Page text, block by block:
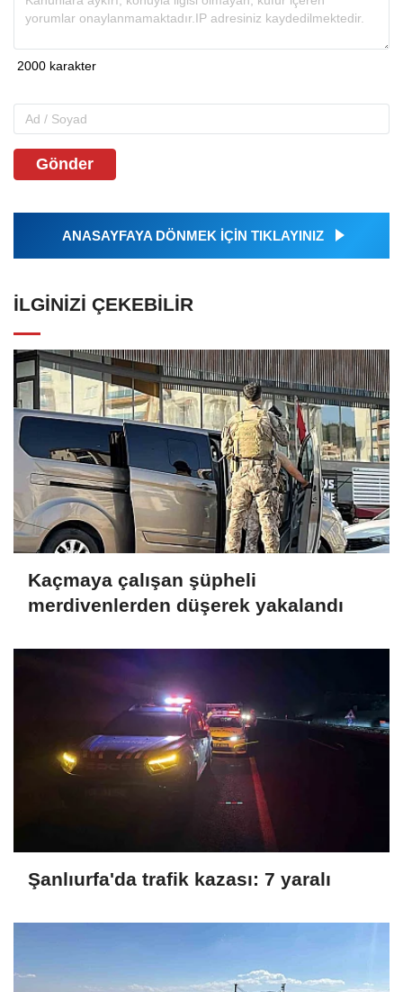
Gönder
ANASAYFAYA DÖNMEK İÇİN TIKLAYINIZ
İLGINIZI ÇEKEBILIR
Kaçmaya çalışan şüpheli
merdivenlerden düşerek yakalandı
Şanlıurfa'da trafik kazası: 7 yaralı